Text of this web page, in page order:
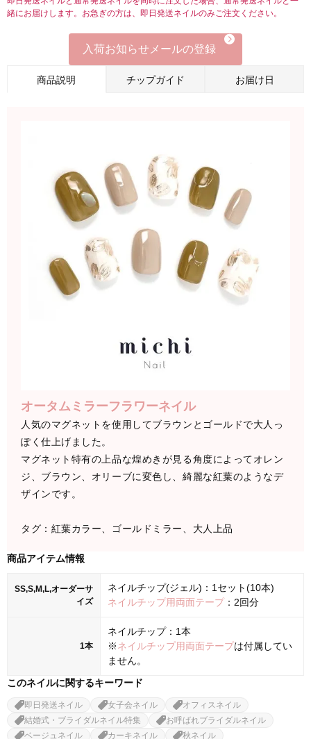
緒にお届けします。お急ぎの方は、即日発送ネイルのみご注文ください。
入荷お知らせメールの登録
商品説明 チップガイド お届け日
オータムミラーフラワーネイル
人気のマグネットを使用してブラウンとゴールドで大人っ
ぽく仕上げました。
マグネット特有の上品な煌めきが見る角度によってオレン
ジ、ブラウン、オリーブに変色し、綺麗な紅葉のようなデ
ザインです。
タグ：紅葉カラー、ゴールドミラー、大人上品
商品アイテム情報
SS,S,M,L,オーダーサ
イズ
ネイルチップ(ジェル)：1セット(10本)
ネイルチップ用両面テープ：2回分
1本
ネイルチップ：1本
※ネイルチップ用両面テープは付属してい
ません。
このネイルに関するキーワード
即日発送ネイル 女子会ネイル
オフィスネイル
結婚式・ブライダルネイル特集
お呼ばれブライダルネイル
ベージュネイル
カーキネイル 秋ネイル